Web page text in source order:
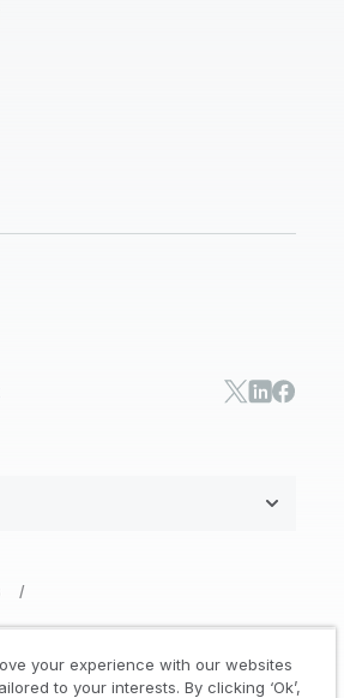
em Destaque
Dados
DE DADOS
de Dados
/
/ Confiança /
your experience with our websites
to your interests. By clicking ‘Ok’,